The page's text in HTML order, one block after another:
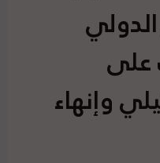
على
وإنهاء